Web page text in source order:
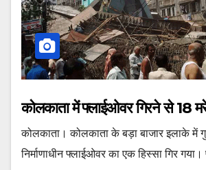
कोलकाता में फ्लाईओवर गिरने से 18
कोलकाता। कोलकाता के बड़ा बाजार इलाके में
निर्माणाधीन फ्लाईओवर का एक हिस्सा गिर